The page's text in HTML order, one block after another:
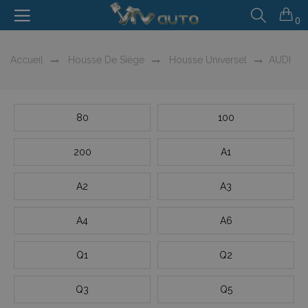
0
Accueil Housse De Siège Housse Universel AUDI
80 100
200 A1
A2 A3
A4 A6
Q1 Q2
Q3 Q5